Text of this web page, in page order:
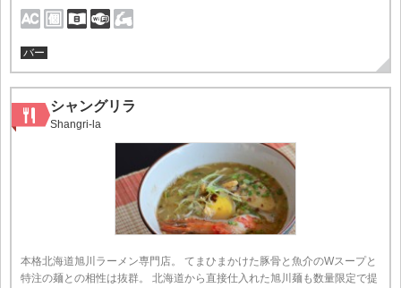
バー
シャングリラ
Shangri-la
本格北海道旭川ラーメン専門店。 てまひまかけた豚骨と魚介のWスープと
特注の麺との相性は抜群。 北海道から直接仕入れた旭川麺も数量限定で提